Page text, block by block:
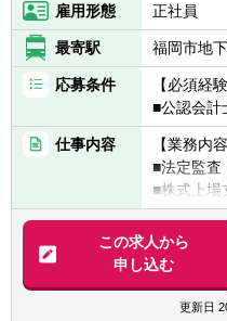
雇用形態 正社員
最寄駅 福岡市地
応募条件
【必須経
■公認会計
仕事内容
【業務内容
■法定監査
■株式上場
■その他の
この求人から
申し込む
更新日